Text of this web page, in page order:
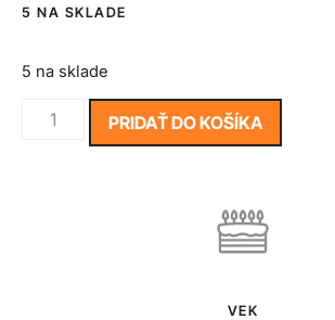
5 NA SKLADE
5 na sklade
PRIDAŤ DO KOŠÍKA
VEK